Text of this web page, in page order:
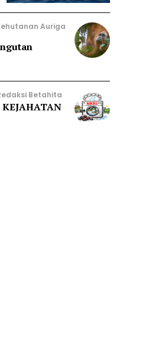
Auriga
Betahita